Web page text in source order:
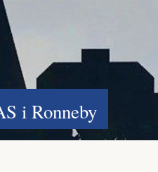
i Ronneby